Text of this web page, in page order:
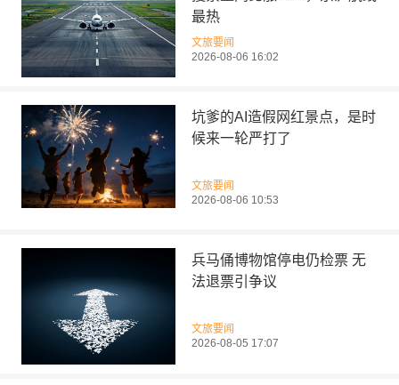
最热
文旅要闻
2026-08-06 16:02
坑爹的AI造假网红景点，是时
候来一轮严打了
文旅要闻
2026-08-06 10:53
兵马俑博物馆停电仍检票 无
法退票引争议
文旅要闻
2026-08-05 17:07